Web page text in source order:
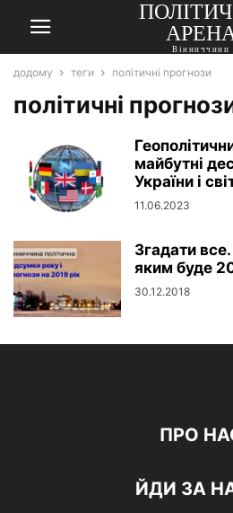
Вінниччини
додому теги політичні прогнози
політичні
майбутні
України і
11.06.2023
Згадати
яким буде
30.12.2018
ПРО
ЙДИ ЗА